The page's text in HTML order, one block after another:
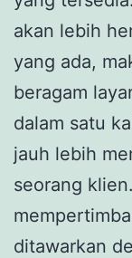
akan lebih
yang ada,
beragam
dalam satu
jauh lebih
seorang
ditawarkan